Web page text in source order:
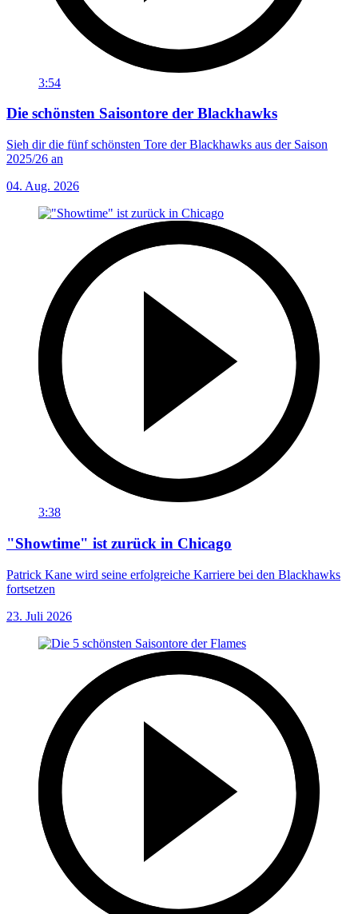
3:54
Die schönsten Saisontore der Blackhawks
Sieh dir die fünf schönsten Tore der Blackhawks aus der Saison
2025/26 an
04. Aug. 2026
3:38
"Showtime" ist zurück in Chicago
Patrick Kane wird seine erfolgreiche Karriere bei den Blackhawks
fortsetzen
23. Juli 2026